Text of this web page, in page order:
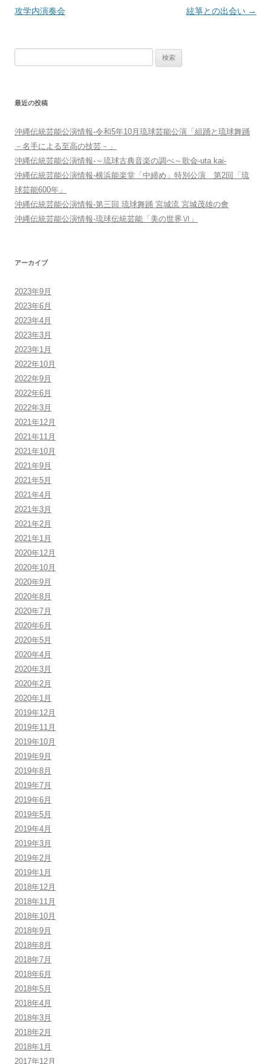
ナ
攻学内演奏会
絃箏との出会い →
最近の投稿
沖縄伝統芸能公演情報-令和5年10月琉球芸能公演「組踊と琉球舞踊
－名手による至高の技芸－」
沖縄伝統芸能公演情報-～琉球古典音楽の調べ～歌会-uta kai-
沖縄伝統芸能公演情報-横浜能楽堂「中締め」特別公演 第2回「琉
球芸能600年」
沖縄伝統芸能公演情報-第三回 琉球舞踊 宮城流 宮城茂雄の會
沖縄伝統芸能公演情報-琉球伝統芸能「美の世界Ⅵ」
アーカイブ
2023年9月
2023年6月
2023年4月
2023年3月
2023年1月
2022年10月
2022年9月
2022年6月
2022年3月
2021年12月
2021年11月
2021年10月
2021年9月
2021年5月
2021年4月
2021年3月
2021年2月
2021年1月
2020年12月
2020年10月
2020年9月
2020年8月
2020年7月
2020年6月
2020年5月
2020年4月
2020年3月
2020年2月
2020年1月
2019年12月
2019年11月
2019年10月
2019年9月
2019年8月
2019年7月
2019年6月
2019年5月
2019年4月
2019年3月
2019年2月
2019年1月
2018年12月
2018年11月
2018年10月
2018年9月
2018年8月
2018年7月
2018年6月
2018年5月
2018年4月
2018年3月
2018年2月
2018年1月
2017年12月